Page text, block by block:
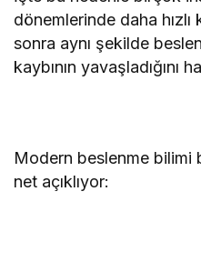
dönemlerinde daha
sonra aynı şekilde
kaybının yavaşladığını
Modern beslenme bilimi
net açıklıyor: